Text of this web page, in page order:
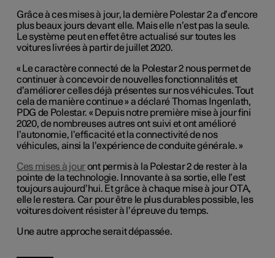
Grâce à ces mises à jour, la dernière Polestar 2 a d’encore
plus beaux jours devant elle. Mais elle n’est pas la seule.
Le système peut en effet être actualisé sur toutes les
voitures livrées à partir de juillet 2020.
« Le caractère connecté de la Polestar 2 nous permet de
continuer à concevoir de nouvelles fonctionnalités et
d’améliorer celles déjà présentes sur nos véhicules. Tout
cela de manière continue » a déclaré Thomas Ingenlath,
PDG de Polestar. « Depuis notre première mise à jour fini
2020, de nombreuses autres ont suivi et ont amélioré
l’autonomie, l’efficacité et la connectivité de nos
véhicules, ainsi la l’expérience de conduite générale. »
Ces mises à jouront permis à la Polestar 2 de rester à la
pointe de la technologie. Innovante à sa sortie, elle l’est
toujours aujourd’hui. Et grâce à chaque mise à jour OTA,
elle le restera. Car pour être le plus durables possible, les
voitures doivent résister à l’épreuve du temps.
Une autre approche serait dépassée.